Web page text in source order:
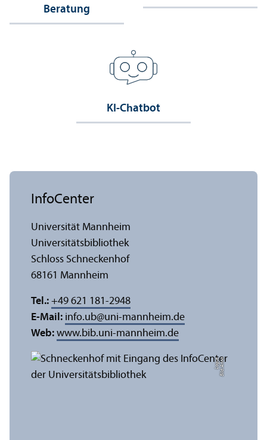
Beratung
KI-Chatbot
Bil
d:
A
n
n
a
L
o
g
u
e
InfoCenter
Universität Mannheim
Universitäts­bibliothek
Schloss Schneckenhof
68161 Mannheim
Tel.: +49 621 181-2948
E-Mail: info.ub@uni-mannheim.de
Web: www.bib.uni-mannheim.de